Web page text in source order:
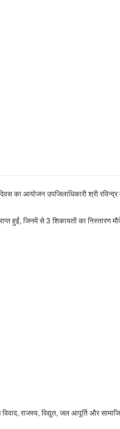
का आयोजन उपजिलाधिकारी श्री
हुईं, जिनमें से 3 शिकायतों का निस्तारण
राजस्व, विद्युत, जल आपूर्ति और